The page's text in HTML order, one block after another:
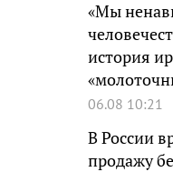
«Мы
история
06.08 10:21
В России
продажу